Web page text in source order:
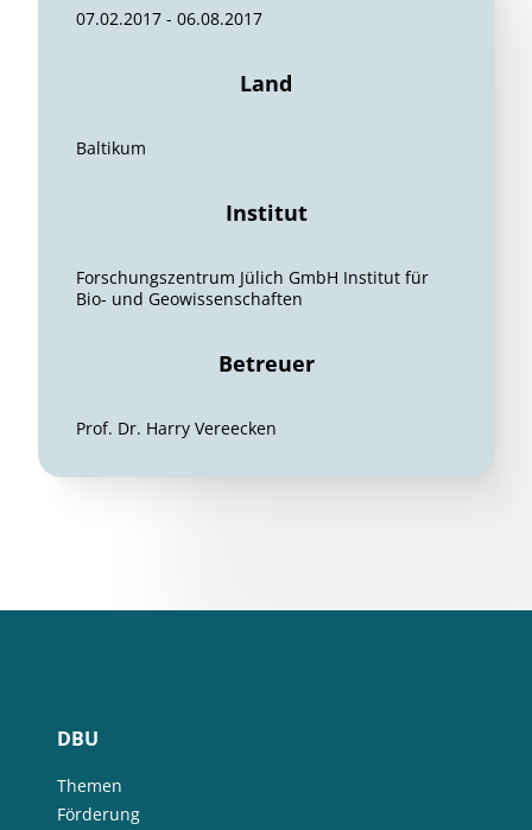
07.02.2017 - 06.08.2017
Land
Baltikum
Institut
Forschungszentrum Jülich GmbH Institut für
Bio- und Geowissenschaften
Betreuer
Prof. Dr. Harry Vereecken
DBU
Themen
Förderung